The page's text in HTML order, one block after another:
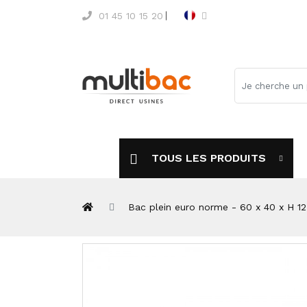
01 45 10 15 20
TOUS LES PRODUITS
Bac plein euro norme - 60 x 40 x H